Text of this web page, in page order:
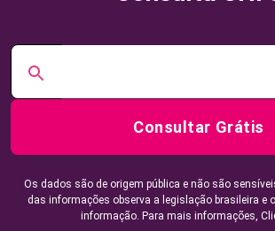
Consultar Grátis
Os dados são de origem pública e não são
das informações observa a legislação brasileira e
informação. Para mais informações,